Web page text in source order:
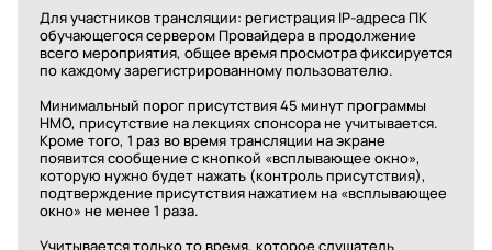
Для участников трансляции: регистрация IP-адреса ПК
обучающегося сервером Провайдера в продолжение
всего мероприятия, общее время просмотра фиксируется
по каждому зарегистрированному пользователю.
Минимальный порог присутствия 45 минут программы
НМО, присутствие на лекциях спонсора не учитывается.
Кроме того, 1 раз во время трансляции на экране
появится сообщение с кнопкой «всплывающее окно»,
которую нужно будет нажать (контроль присутствия),
подтверждение присутствия нажатием на «всплывающее
окно» не менее 1 раза.
Учитывается только то время, которое слушатель